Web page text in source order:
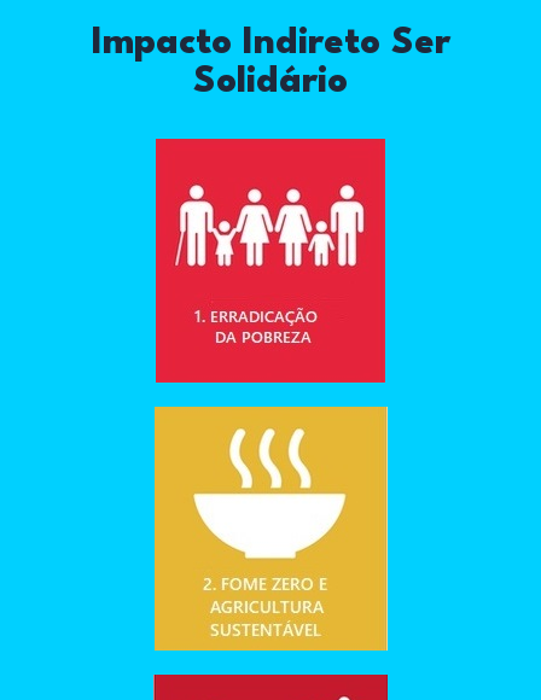
Impacto Indireto Ser
Solidário